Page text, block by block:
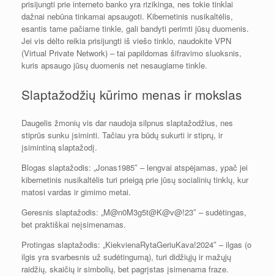
prisijungti prie interneto banko yra rizikinga, nes tokie tinklai
dažnai nebūna tinkamai apsaugoti. Kibernetinis nusikaltėlis,
esantis tame pačiame tinkle, gali bandyti perimti jūsų duomenis.
Jei vis dėlto reikia prisijungti iš viešo tinklo, naudokite VPN
(Virtual Private Network) – tai papildomas šifravimo sluoksnis,
kuris apsaugo jūsų duomenis net nesaugiame tinkle.
Slaptažodžių kūrimo menas ir mokslas
Daugelis žmonių vis dar naudoja silpnus slaptažodžius, nes
stiprūs sunku įsiminti. Tačiau yra būdų sukurti ir stiprų, ir
įsimintiną slaptažodį.
Blogas slaptažodis: „Jonas1985″ – lengvai atspėjamas, ypač jei
kibernetinis nusikaltėlis turi prieigą prie jūsų socialinių tinklų, kur
matosi vardas ir gimimo metai.
Geresnis slaptažodis: „M@n0M3g5t@K@v@!23″ – sudėtingas,
bet praktiškai neįsimenamas.
Protingas slaptažodis: „KiekvienaRytaGeriuKava!2024″ – ilgas (o
ilgis yra svarbesnis už sudėtingumą), turi didžiųjų ir mažųjų
raidžių, skaičių ir simbolių, bet pagrįstas įsimenama fraze.